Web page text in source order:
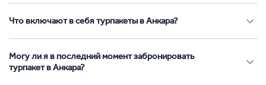
Что включают в себя турпакеты в Анкара?
Могу ли я в последний момент забронировать
турпакет в Анкара?